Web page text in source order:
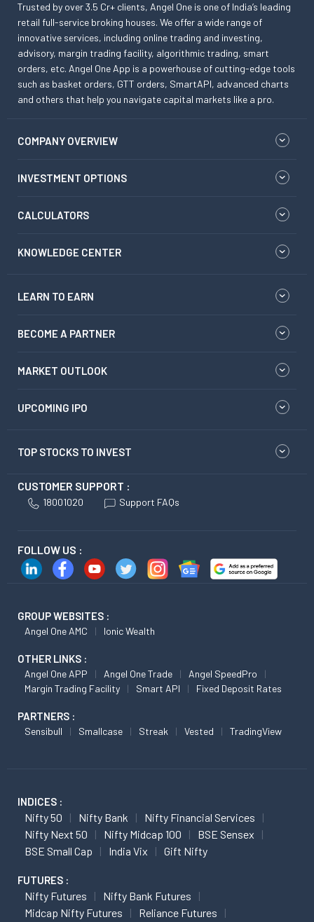
Trusted by over 3.5 Cr+ clients, Angel One is one of India’s leading
retail full-service broking houses. We offer a wide range of
innovative services, including online trading and investing,
advisory, margin trading facility, algorithmic trading, smart
orders, etc. Angel One App is a powerhouse of cutting-edge tools
such as basket orders, GTT orders, SmartAPI, advanced charts
and others that help you navigate capital markets like a pro.
COMPANY OVERVIEW
INVESTMENT OPTIONS
CALCULATORS
KNOWLEDGE CENTER
LEARN TO EARN
BECOME A PARTNER
MARKET OUTLOOK
UPCOMING IPO
TOP STOCKS TO INVEST
CUSTOMER SUPPORT :
18001020 Support FAQs
FOLLOW US :
GROUP WEBSITES :
Angel One AMC Ionic Wealth
OTHER LINKS :
Angel One APP Angel One Trade
Angel SpeedPro
Margin Trading Facility
Smart API Fixed Deposit Rates
PARTNERS :
Sensibull Smallcase Streak Vested TradingView
INDICES :
Nifty 50 Nifty Bank
Nifty Financial Services
Nifty Next 50
Nifty Midcap 100
BSE Sensex
BSE Small Cap
India Vix Gift Nifty
FUTURES :
Nifty Futures
Nifty Bank Futures
Midcap Nifty Futures
Reliance Futures